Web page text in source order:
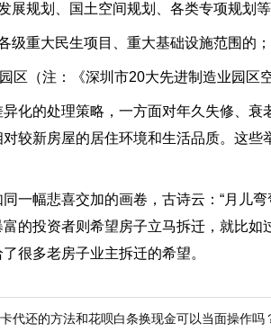
展规划、国土空间规划、各类专项规划
级重大民生项目、重大基础设施范围的；
区（注：《深圳市20大先进制造业园区
化的处理策略，一方面对年久失修、
较新房屋的居住环境和生活品质。这
一幅悲喜交加的画卷，古诗云：“月儿
的投资者则希望房子立马拆迁，就比
很多老房子业主拆迁的希望。
代还的方法和花呗白条换现金可以当面操作吗